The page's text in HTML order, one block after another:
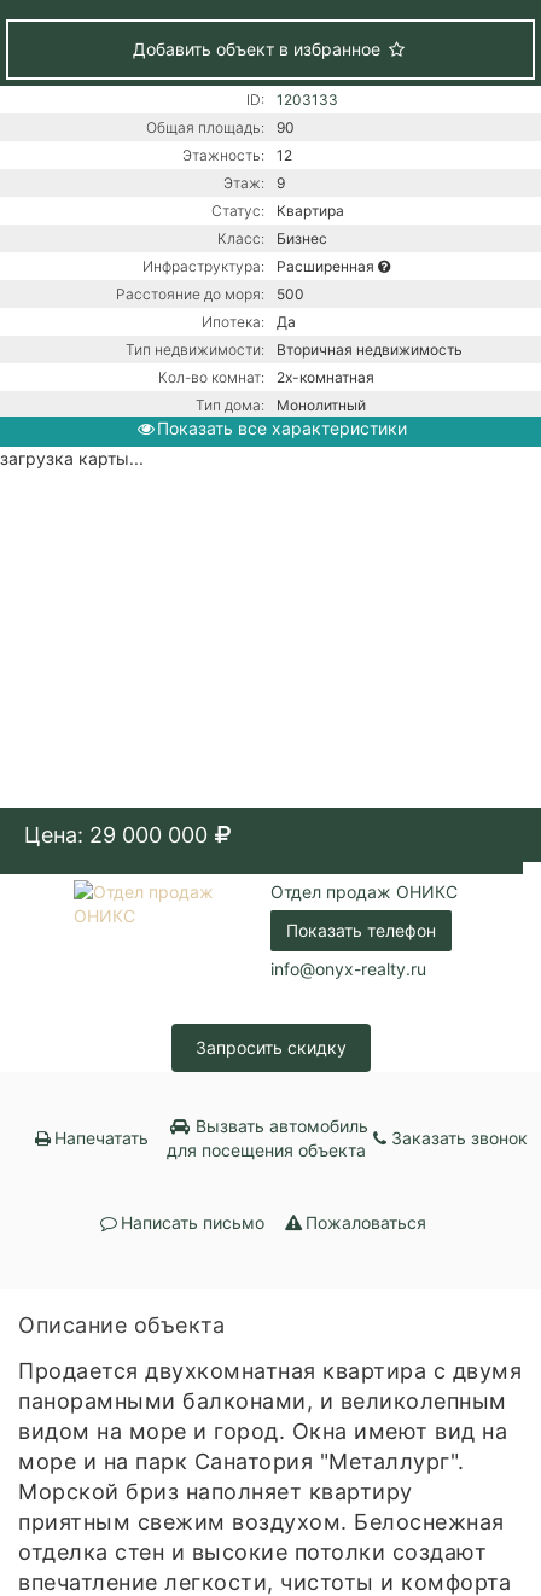
Добавить объект в избранное
ID:
1203133
Общая площадь:
90
Этажность:
12
Этаж:
9
Статус:
Квартира
Класс:
Бизнес
Инфраструктура:
Расширенная
Расстояние до моря:
500
Ипотека:
Да
Тип недвижимости:
Вторичная недвижимость
Кол-во комнат:
2х-комнатная
Тип дома:
Монолитный
Вид из окон:
На море
Показать все характеристики
загрузка карты...
Цена: 29 000 000
Отдел продаж ОНИКС
Показать телефон
info@onyx-realty.ru
Запросить скидку
Напечатать
Вызвать автомобиль
для посещения объекта
Заказать звонок
Написать письмо Пожаловаться
Описание объекта
Продается двухкомнатная квартира с двумя
панорамными балконами, и великолепным
видом на море и город. Окна имеют вид на
море и на парк Санатория "Металлург".
Морской бриз наполняет квартиру
приятным свежим воздухом. Белоснежная
отделка стен и высокие потолки создают
впечатление легкости, чистоты и комфорта